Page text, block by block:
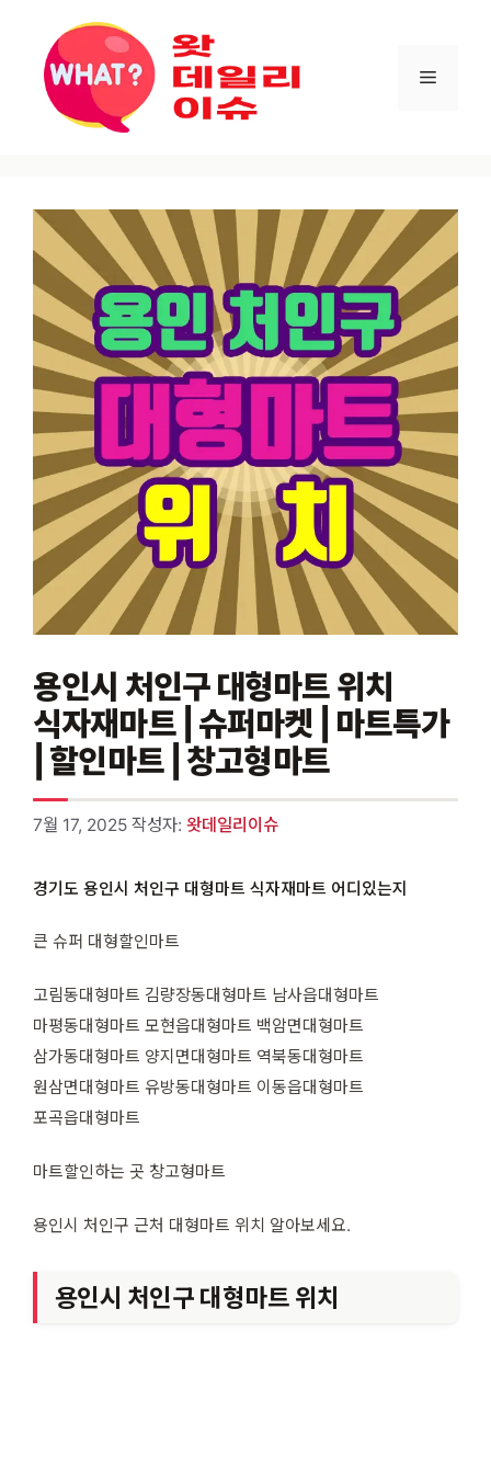
건너뛰기
메뉴
용인시 처인구 대형마트 위치
식자재마트 | 슈퍼마켓 | 마트특가
| 할인마트 | 창고형마트
7월 17, 2025 작성자: 왓데일리이슈
경기도 용인시 처인구 대형마트 식자재마트 어디있는지
큰 슈퍼 대형할인마트
고림동대형마트 김량장동대형마트 남사읍대형마트
마평동대형마트 모현읍대형마트 백암면대형마트
삼가동대형마트 양지면대형마트 역북동대형마트
원삼면대형마트 유방동대형마트 이동읍대형마트
포곡읍대형마트
마트할인하는 곳 창고형마트
용인시 처인구 근처 대형마트 위치 알아보세요.
용인시 처인구 대형마트 위치